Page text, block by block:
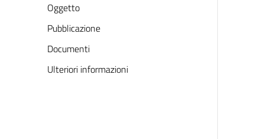
Oggetto
Pubblicazione
Documenti
Ulteriori informazioni